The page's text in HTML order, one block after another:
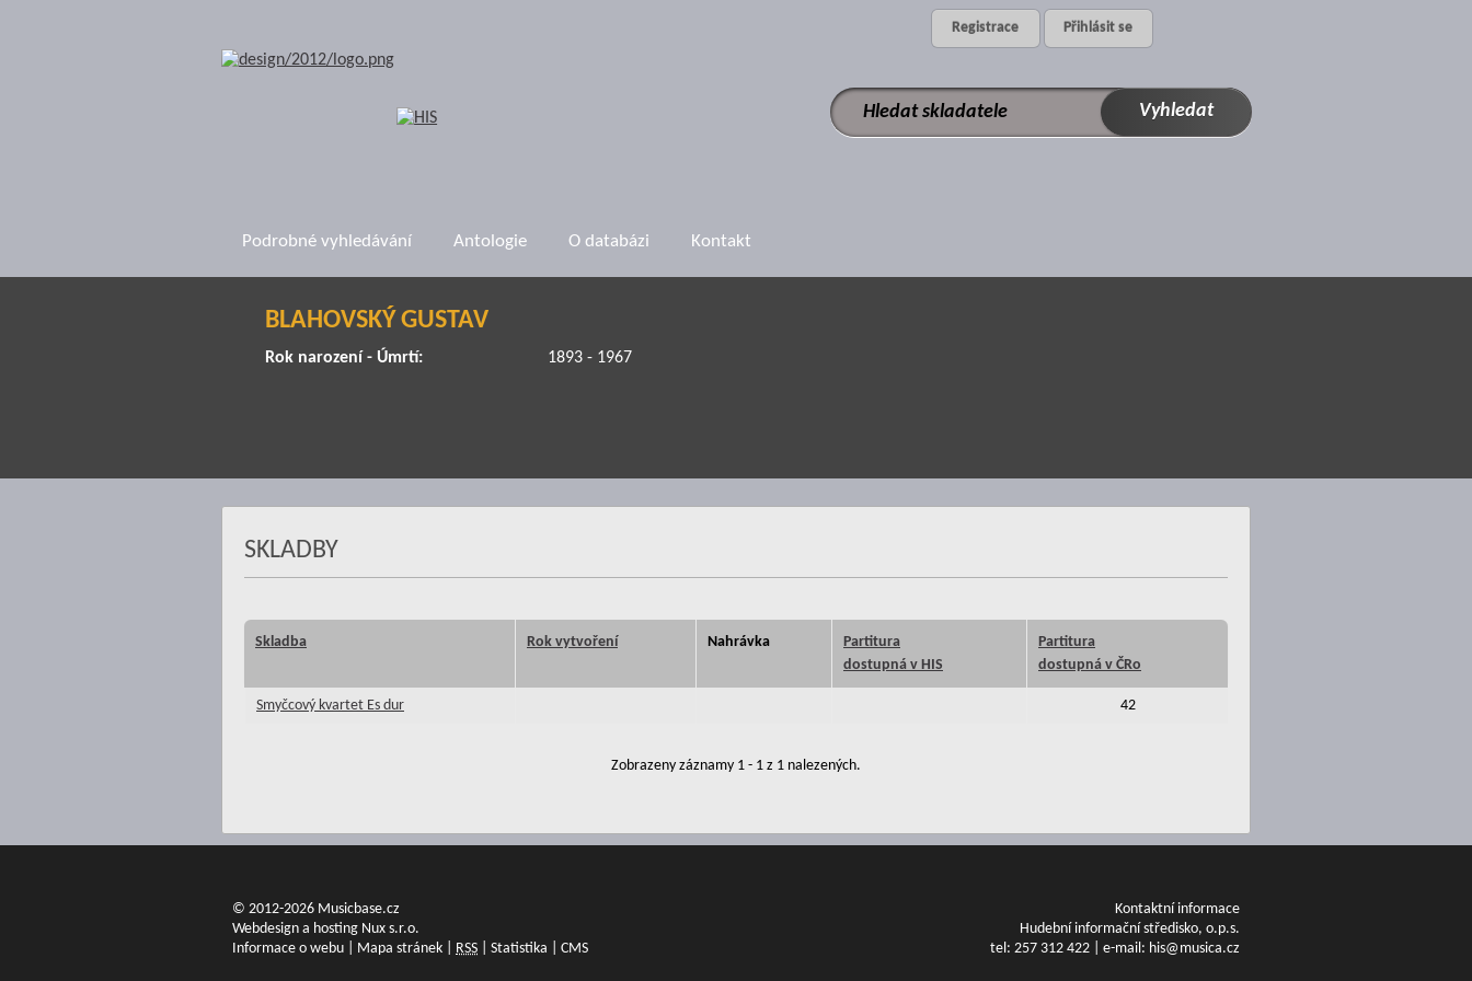
Registrace Přihlásit se
Podrobné vyhledávání Antologie O databázi Kontakt
BLAHOVSKÝ GUSTAV
Rok narození - Úmrtí: 1893 - 1967
SKLADBY
Skladba Rok vytvoření Nahrávka
Partitura
dostupná v HIS
Partitura
dostupná v ČRo
Smyčcový kvartet Es dur 42
Zobrazeny záznamy 1 - 1 z 1 nalezených.
© 2012-2026 Musicbase.cz
Webdesign a hosting Nux s.r.o.
Informace o webu
Mapa stránek RSS Statistika CMS
Kontaktní informace
Hudební informační středisko, o.p.s.
tel: 257 312 422 | e-mail: his@musica.cz